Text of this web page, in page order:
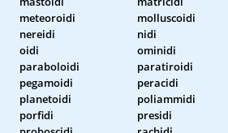
meteoroidi
molluscoidi
nereidi
nidi
oidi
ominidi
paraboloidi
paratiroidi
pegamoidi
peracidi
planetoidi
poliammidi
porfidi
presidi